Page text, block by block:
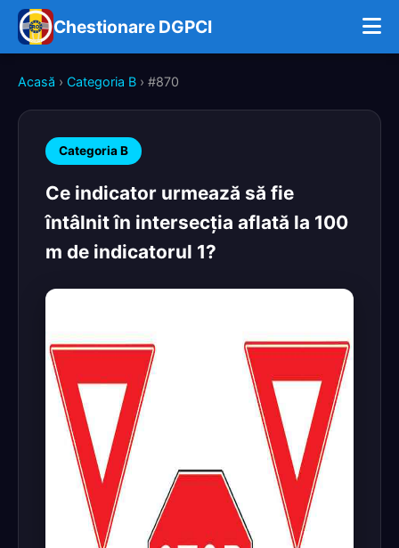
Chestionare DGPCI
Acasă › Categoria B › #870
Categoria B
Ce indicator urmează să fie
întâlnit în intersecţia aflată la 100
m de indicatorul 1?